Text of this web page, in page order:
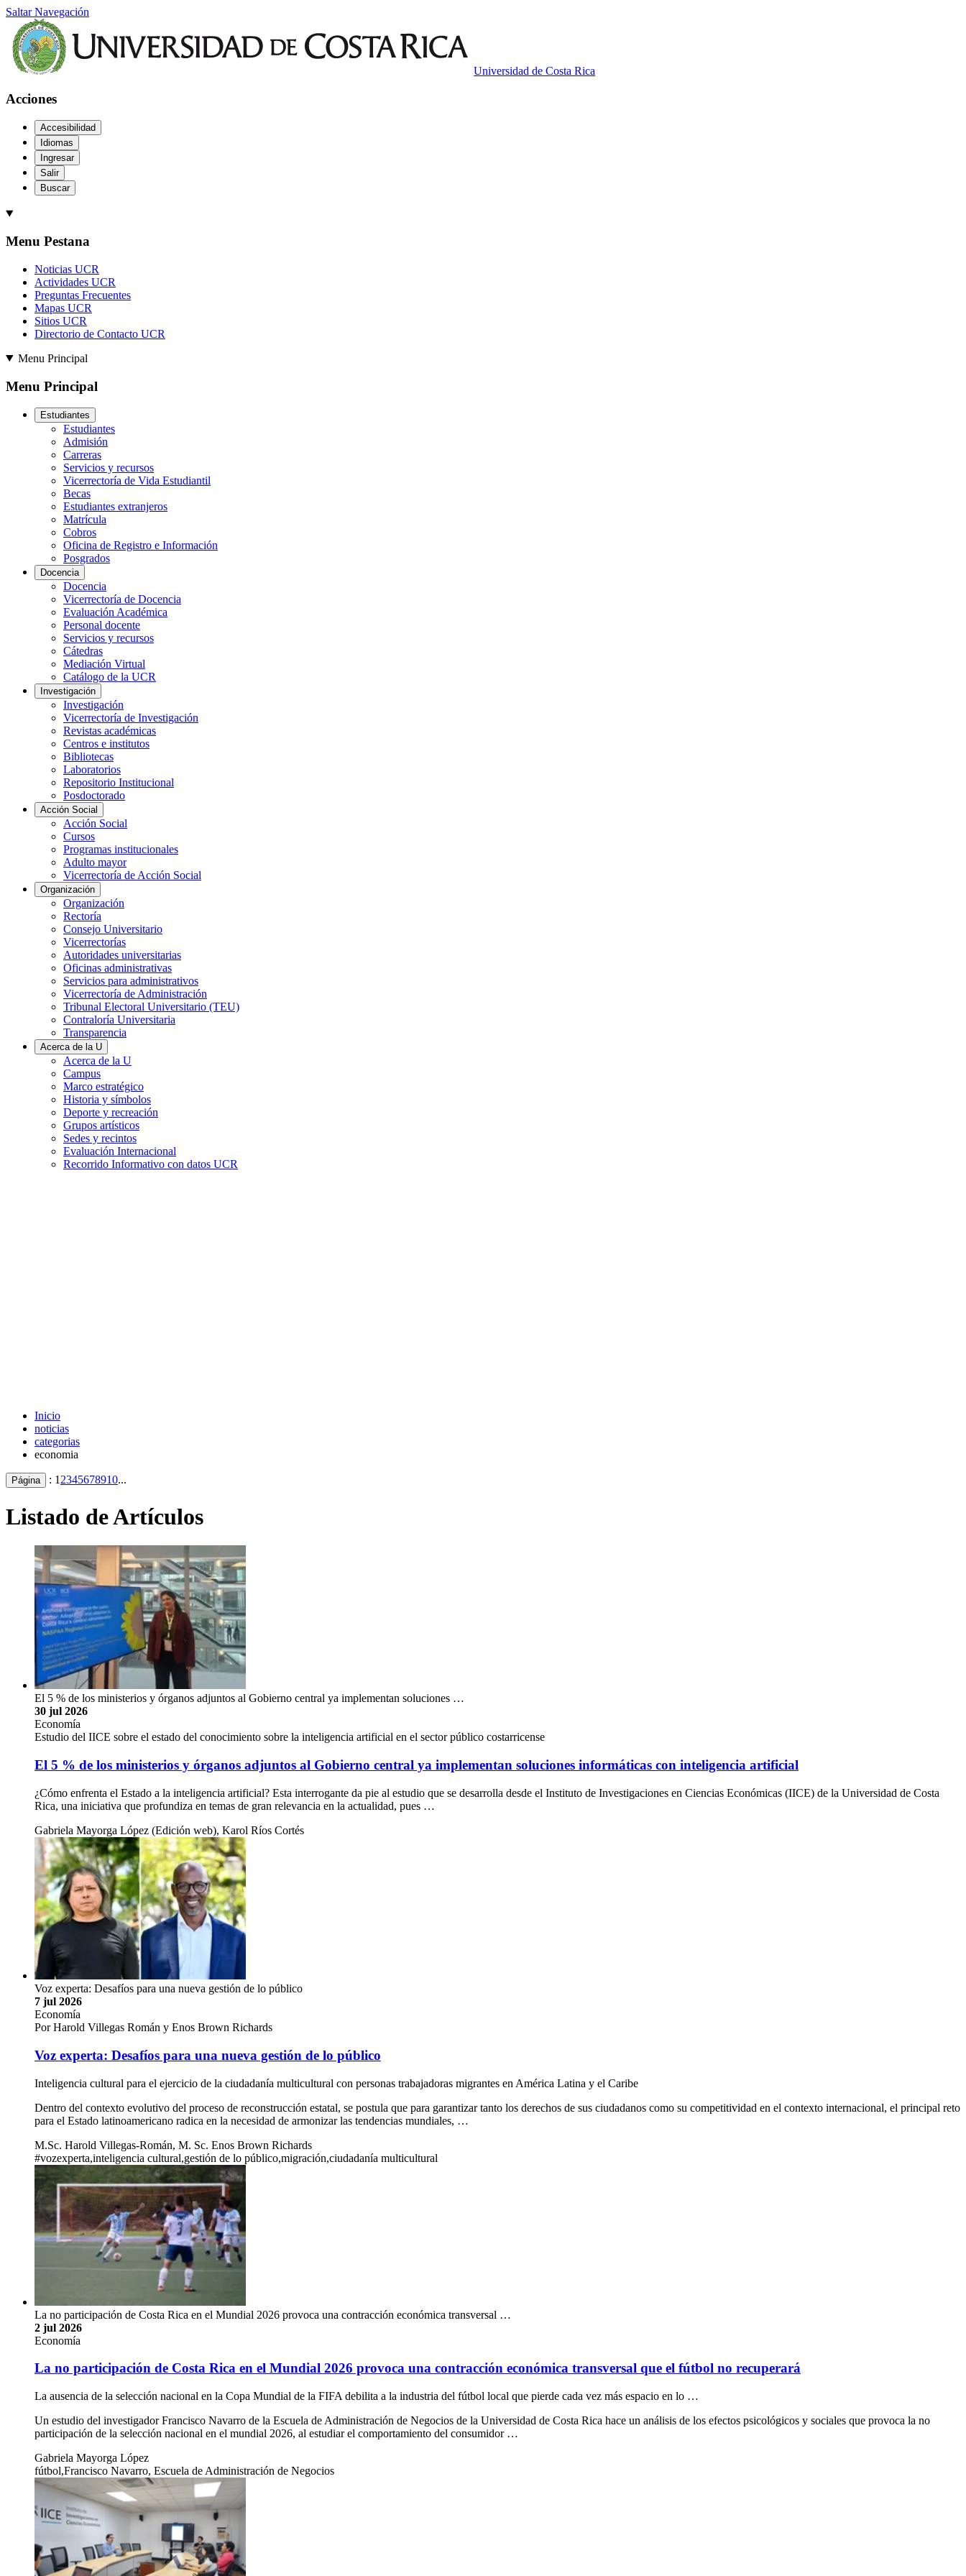
Saltar Navegación
Universidad de Costa Rica
Acciones
Accesibilidad
Idiomas
Ingresar
Salir
Buscar
Menu Pestana
Noticias UCR
Actividades UCR
Preguntas Frecuentes
Mapas UCR
Sitios UCR
Directorio de Contacto UCR
Menu Principal
Menu Principal
Estudiantes
Estudiantes
Admisión
Carreras
Servicios y recursos
Vicerrectoría de Vida Estudiantil
Becas
Estudiantes extranjeros
Matrícula
Cobros
Oficina de Registro e Información
Posgrados
Docencia
Docencia
Vicerrectoría de Docencia
Evaluación Académica
Personal docente
Servicios y recursos
Cátedras
Mediación Virtual
Catálogo de la UCR
Investigación
Investigación
Vicerrectoría de Investigación
Revistas académicas
Centros e institutos
Bibliotecas
Laboratorios
Repositorio Institucional
Posdoctorado
Acción Social
Acción Social
Cursos
Programas institucionales
Adulto mayor
Vicerrectoría de Acción Social
Organización
Organización
Rectoría
Consejo Universitario
Vicerrectorías
Autoridades universitarias
Oficinas administrativas
Servicios para administrativos
Vicerrectoría de Administración
Tribunal Electoral Universitario (TEU)
Contraloría Universitaria
Transparencia
Acerca de la U
Acerca de la U
Campus
Marco estratégico
Historia y símbolos
Deporte y recreación
Grupos artísticos
Sedes y recintos
Evaluación Internacional
Recorrido Informativo con datos UCR
Inicio
noticias
categorias
economia
Página : 1 2345678910...
Listado de Artículos
El 5 % de los ministerios y órganos adjuntos al Gobierno central ya implementan soluciones …
30 jul 2026
Economía
Estudio del IICE sobre el estado del conocimiento sobre la inteligencia artificial en el sector público costarricense
El 5 % de los ministerios y órganos adjuntos al Gobierno central ya implementan soluciones informáticas con inteligencia artificial
¿Cómo enfrenta el Estado a la inteligencia artificial? Esta interrogante da pie al estudio que se desarrolla desde el Instituto de Investigaciones en Ciencias Económicas (IICE) de la Universidad de Costa
Rica, una iniciativa que profundiza en temas de gran relevancia en la actualidad, pues …
Gabriela Mayorga López (Edición web), Karol Ríos Cortés
Voz experta: Desafíos para una nueva gestión de lo público
7 jul 2026
Economía
Por Harold Villegas Román y Enos Brown Richards
Voz experta: Desafíos para una nueva gestión de lo público
Inteligencia cultural para el ejercicio de la ciudadanía multicultural con personas trabajadoras migrantes en América Latina y el Caribe
Dentro del contexto evolutivo del proceso de reconstrucción estatal, se postula que para garantizar tanto los derechos de sus ciudadanos como su competitividad en el contexto internacional, el principal reto
para el Estado latinoamericano radica en la necesidad de armonizar las tendencias mundiales, …
M.Sc. Harold Villegas-Román, M. Sc. Enos Brown Richards
#vozexperta,inteligencia cultural,gestión de lo público,migración,ciudadanía multicultural
La no participación de Costa Rica en el Mundial 2026 provoca una contracción económica transversal …
2 jul 2026
Economía
La no participación de Costa Rica en el Mundial 2026 provoca una contracción económica transversal que el fútbol no recuperará
La ausencia de la selección nacional en la Copa Mundial de la FIFA debilita a la industria del fútbol local que pierde cada vez más espacio en lo …
Un estudio del investigador Francisco Navarro de la Escuela de Administración de Negocios de la Universidad de Costa Rica hace un análisis de los efectos psicológicos y sociales que provoca la no
participación de la selección nacional en el mundial 2026, al estudiar el comportamiento del consumidor …
Gabriela Mayorga López
fútbol,Francisco Navarro, Escuela de Administración de Negocios